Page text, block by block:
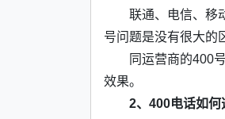
联通、电信、移
号问题是没有很大的
同运营商的400
效果。
2、400电话如何